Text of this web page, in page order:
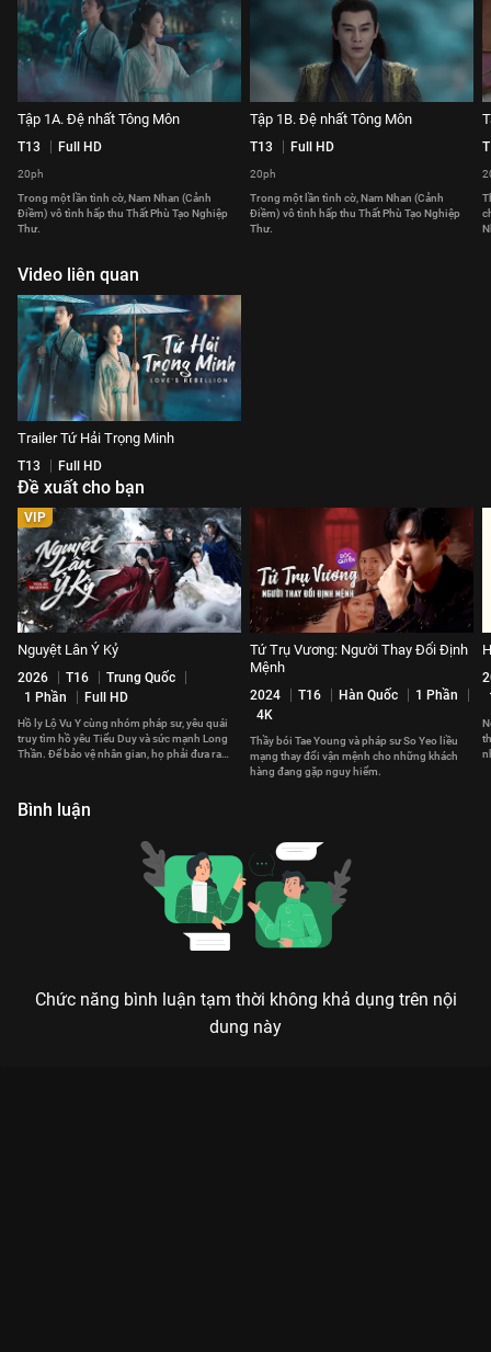
Tập 1A. Đệ nhất Tông Môn
T13 Full HD
20ph
Trong một lần tình cờ, Nam Nhan (Cảnh
Điềm) vô tình hấp thu Thất Phù Tạo Nghiệp
Thư.
Tập 1B. Đệ nhất Tông Môn
T13 Full HD
20ph
Trong một lần tình cờ, Nam Nhan (Cảnh
Điềm) vô tình hấp thu Thất Phù Tạo Nghiệp
Thư.
Video liên quan
Trailer Tứ Hải Trọng Minh
T13 Full HD
Đề xuất cho bạn
VIP
Nguyệt Lân Ỷ Kỷ
2026 T16
Trung Quốc
1 Phần
Full HD
Hồ ly Lộ Vu Y cùng nhóm pháp sư, yêu quái
truy tìm hồ yêu Tiểu Duy và sức mạnh Long
Thần. Để bảo vệ nhân gian, họ phải đưa ra
Tứ Trụ Vương: Người Thay Đổi Định
Mệnh
2024 T16 Hàn Quốc
1 Phần
4K
Thầy bói Tae Young và pháp sư So Yeo liều
mạng thay đổi vận mệnh cho những khách
hàng đang gặp nguy hiểm.
Bình luận
Chức năng bình luận tạm thời không khả dụng trên nội
dung này